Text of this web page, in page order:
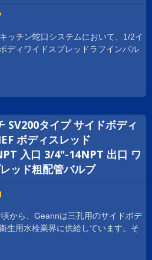
ッチン蛇口システムにおいて、1/2イ
ディワイドスプレッドラフインバル
ラフインバルブは、NSF、cUPC、
を取得しています。 世界中でビジネ
ために、お客様をサポートしていま
ドサイズは、顧客の要求に応じてカス
ており、1-20UNEF、G 1/2、および
どがあります。
SV200タイプ サイドボディ
ボディスレッド
入口 3/4"-14NPT 出口 ワ
ッド粗配管バルブ
から、Geannは三孔用のサイドボデ
生用水栓業界に供給しています。そ